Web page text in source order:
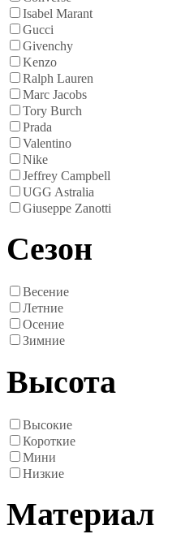
Isabel Marant
Gucci
Givenchy
Kenzo
Ralph Lauren
Marc Jacobs
Tory Burch
Prada
Valentino
Nike
Jeffrey Campbell
UGG Astralia
Giuseppe Zanotti
Сезон
Весение
Летние
Осение
Зимние
Высота
Высокие
Короткие
Мини
Низкие
Материал